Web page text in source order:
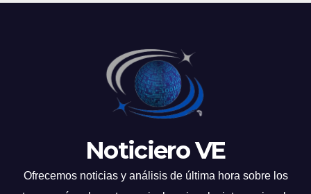
Noticiero VE
Ofrecemos noticias y análisis de última hora sobre los